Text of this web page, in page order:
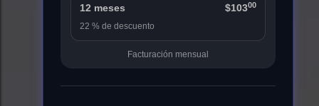
12 meses $10300
22 % de descuento
Facturación mensual